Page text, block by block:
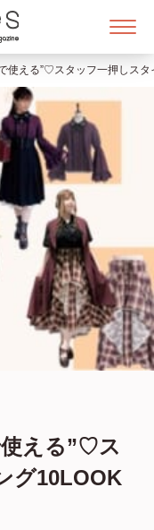
使える”♡スタッフ一押しス
える”♡ス
グ10LOOK